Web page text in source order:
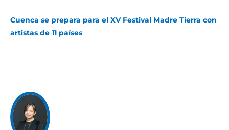
Cuenca se prepara para el XV Festival Madre Tierra con
artistas de 11 países